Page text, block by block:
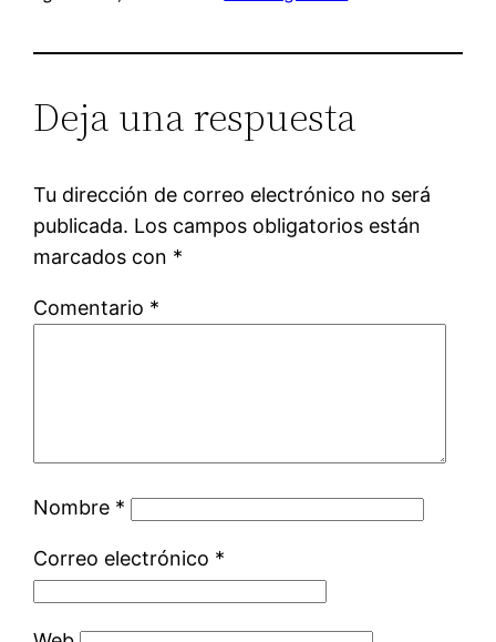
Deja una respuesta
Tu dirección de correo electrónico no será
publicada. Los campos obligatorios están
marcados con *
Comentario *
Nombre *
Correo electrónico *